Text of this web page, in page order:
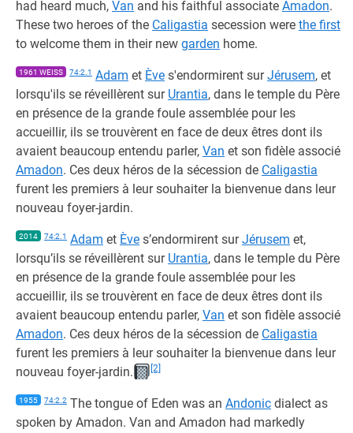
had heard much, Van and his faithful associate Amadon.
These two heroes of the Caligastia secession were the first
to welcome them in their new garden home.
1961 WEISS 74:2.1 Adam et Ève s'endormirent surJérusem, et
lorsqu'ils se réveillèrent sur Urantia, dans le temple du Père
en présence de la grande foule assemblée pour les
accueillir, ils se trouvèrent en face de deux êtres dont ils
avaient beaucoup entendu parler, Van et son fidèle associé
Amadon. Ces deux héros de la sécession de Caligastia
furent les premiers à leur souhaiter la bienvenue dans leur
nouveau foyer-jardin.
2014 74:2.1 Adam et Ève s’endormirent surJérusem et,
lorsqu’ils se réveillèrent sur Urantia, dans le temple du Père
en présence de la grande foule assemblée pour les
accueillir, ils se trouvèrent en face de deux êtres dont ils
avaient beaucoup entendu parler, Van et son fidèle associé
Amadon. Ces deux héros de la sécession de Caligastia
furent les premiers à leur souhaiter la bienvenue dans leur
nouveau foyer-jardin.
[2]
1955 74:2.2 The tongue of Eden was an Andonic dialect as
spoken by Amadon. Van and Amadon had markedly